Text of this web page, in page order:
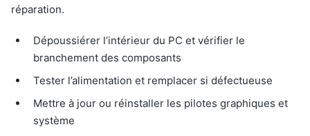
réparation.
Dépoussiérer l’intérieur du PC et vérifier le
branchement des composants
Tester l’alimentation et remplacer si défectueuse
Mettre à jour ou réinstaller les pilotes graphiques et
système